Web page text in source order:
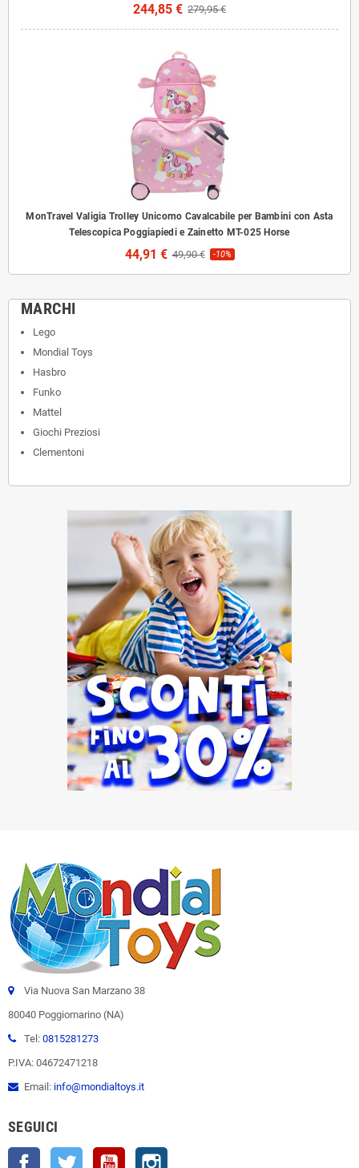
244,85 € 279,95 €
MonTravel Valigia Trolley Unicorno Cavalcabile per Bambini con Asta
Telescopica Poggiapiedi e Zainetto MT-025 Horse
44,91 € 49,90 € -10%
MARCHI
Lego
Mondial Toys
Hasbro
Funko
Mattel
Giochi Preziosi
Clementoni
Via Nuova San Marzano 38
80040 Poggiomarino (NA)
Tel: 0815281273
P.IVA: 04672471218
Email: info@mondialtoys.it
SEGUICI
Facebook Twitter YouTube